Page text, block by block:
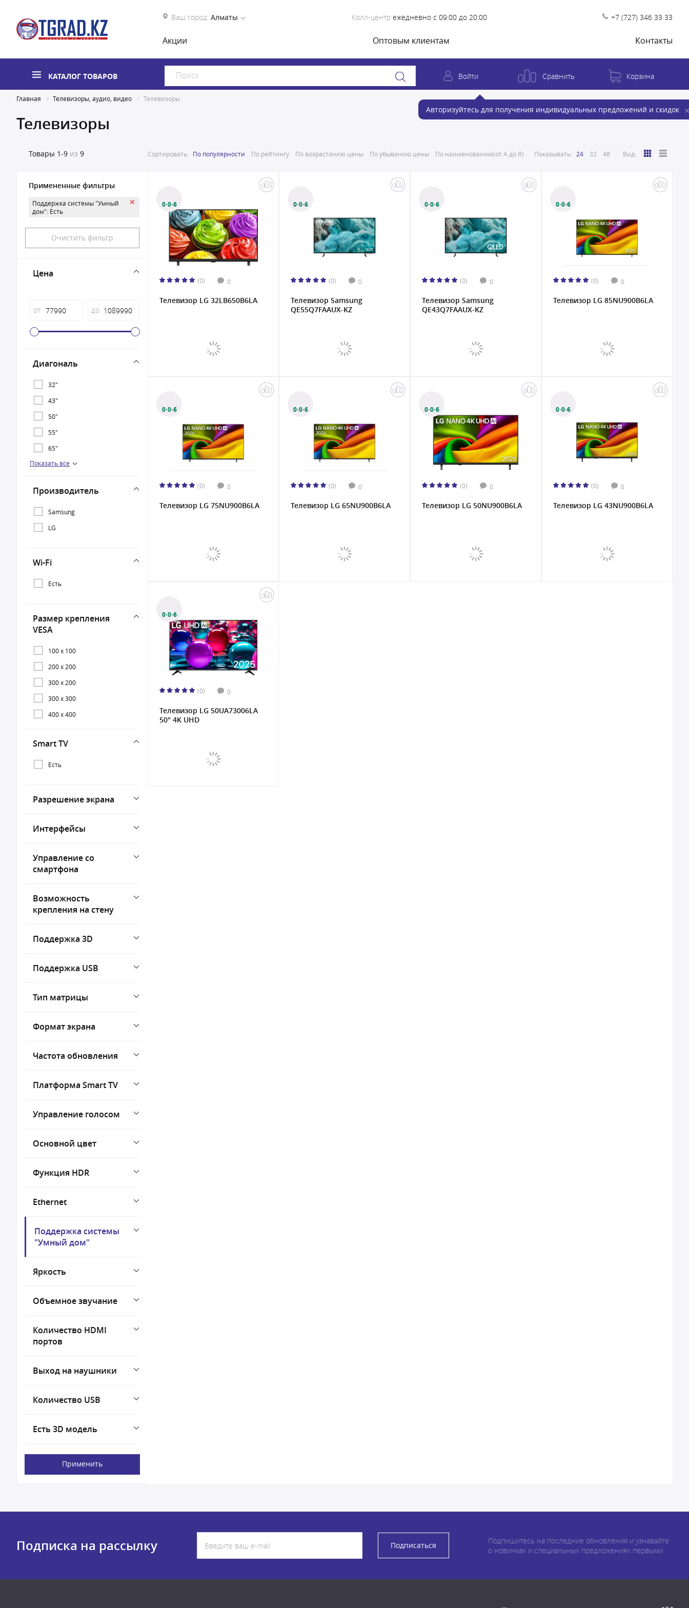
Ваш город: Алматы Колл-центр ежедневно с 09:00 до 20:00 +7 (727) 346 33 33
Акции Оптовым клиентам Контакты
КАТАЛОГ ТОВАРОВ Войти
Авторизуйтесь для получения индивидуальных предложений и скидок
Сравнить Корзина
Главная Телевизоры, аудио, видео Телевизоры
Телевизоры
Товары 1-9 из 9 Сортировать: По популярности По рейтингу По возрастанию цены По убыванию цены По наименованию(от А до Я) Показывать: 24 32 48 Вид:
Примененные фильтры
Поддержка системы "Умный
дом": Есть
Очистить фильтр
Цена
от до
Диагональ
32"
43"
50"
55"
65"
75"
Показать все
Производитель
Samsung
LG
Wi-Fi
Есть
Размер крепления
VESA
100 x 100
200 x 200
300 x 200
300 x 300
400 x 400
Smart TV
Есть
Разрешение экрана
Интерфейсы
Управление со
смартфона
Возможность
крепления на стену
Поддержка 3D
Поддержка USB
Тип матрицы
Формат экрана
Частота обновления
Платформа Smart TV
Управление голосом
Основной цвет
Функция HDR
Ethernet
Поддержка системы
"Умный дом"
Яркость
Объемное звучание
Количество HDMI
портов
Выход на наушники
Количество USB
Есть 3D модель
Применить
0·0·6
(0) 0
Телевизор LG 32LB650B6LA
0·0·6
(0) 0
Телевизор Samsung
QE55Q7FAAUX-KZ
0·0·6
(0) 0
Телевизор Samsung
QE43Q7FAAUX-KZ
0·0·6
(0) 0
Телевизор LG 85NU900B6LA
0·0·6
(0) 0
Телевизор LG 75NU900B6LA
0·0·6
(0) 0
Телевизор LG 65NU900B6LA
0·0·6
(0) 0
Телевизор LG 50NU900B6LA
0·0·6
(0) 0
Телевизор LG 43NU900B6LA
0·0·6
(0) 0
Телевизор LG 50UA73006LA
50" 4K UHD
Подписка на рассылку Подписаться
Подпишитесь на последние обновления и узнавайте
о новинках и специальных предложениях первыми